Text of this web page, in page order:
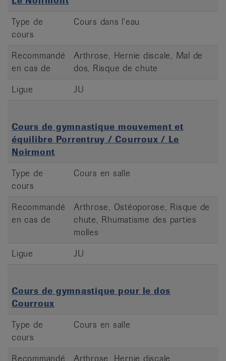
Type de
cours
Cours dans l'eau
Recommandé
en cas de
Arthrose, Hernie discale, Mal de
dos, Risque de chute
Ligue
JU
Cours de gymnastique mouvement et
équilibre Porrentruy / Courroux / Le
Noirmont
Type de
cours
Cours en salle
Recommandé
en cas de
Arthrose, Ostéoporose, Risque de
chute, Rhumatisme des parties
molles
Ligue
JU
Cours de gymnastique pour le dos
Courroux
Type de
cours
Cours en salle
Recommandé Arthrose, Hernie discale,